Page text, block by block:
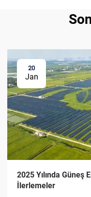
20
Jan
2025 Yılında
İlerlemeler